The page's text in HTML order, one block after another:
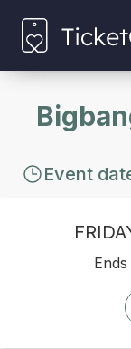
Event